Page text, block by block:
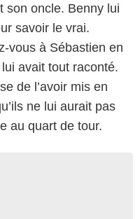
son oncle. Benny lui
savoir le vrai.
vous à Sébastien en
avait tout raconté.
de l’avoir mis en
ne lui aurait pas
au quart de tour.